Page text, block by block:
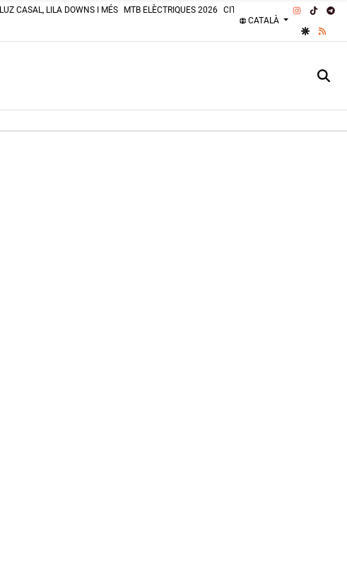
LUZ CASAL, LILA DOWNS I MÉS MTB ELÈCTRIQUES 2026 CITROËN 2CV 2026
PLATGES
CATALÀ
INSTAGRAM
TIKTOK
GOOGLE
RSS